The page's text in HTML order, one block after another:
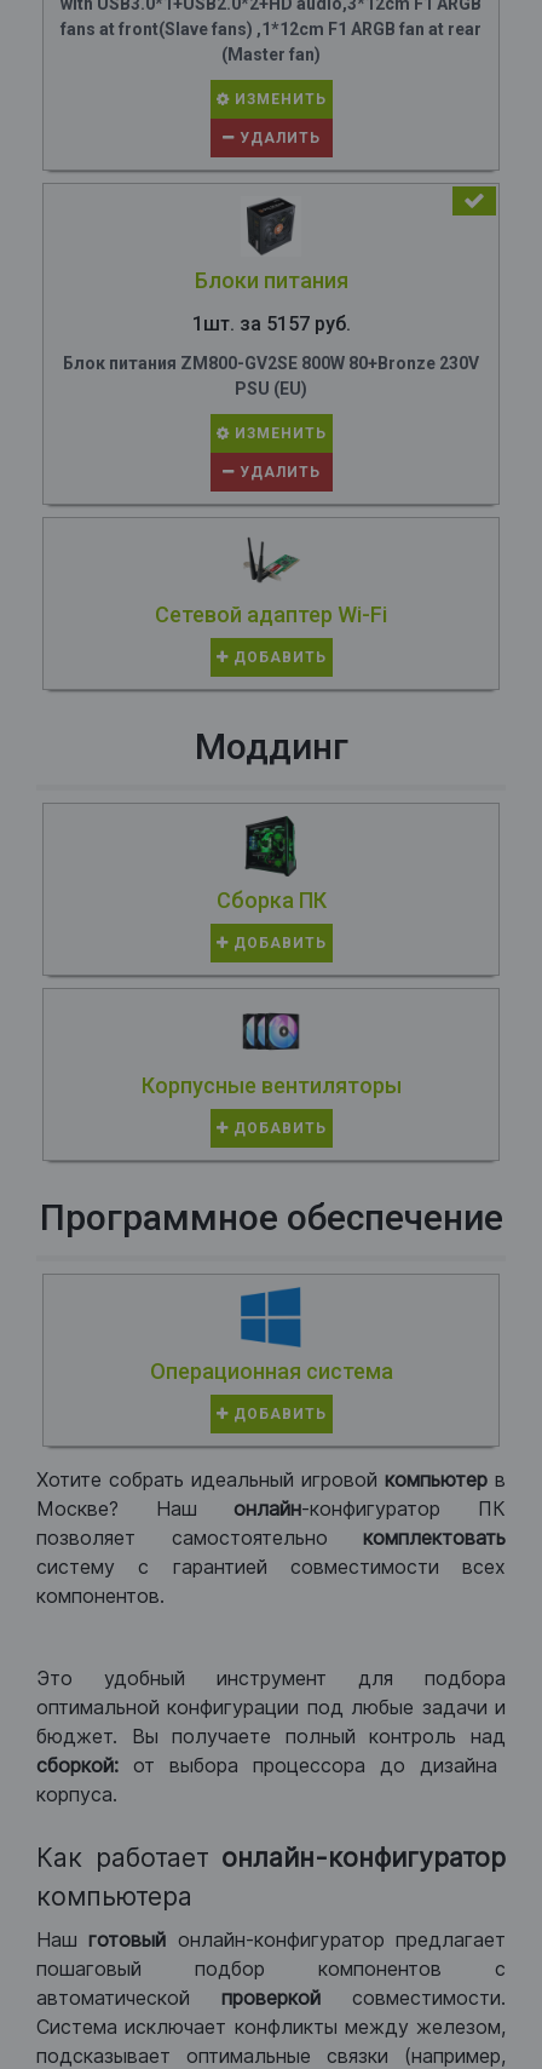
fans at front(Slave fans) ,1*12cm F1 ARGB fan at rear
(Master fan)
ИЗМЕНИТЬ
УДАЛИТЬ
Блоки питания
1шт. за 5157 руб.
Блок питания ZM800-GV2SE 800W 80+Bronze 230V
PSU (EU)
ИЗМЕНИТЬ
УДАЛИТЬ
Сетевой адаптер Wi-Fi
ДОБАВИТЬ
Моддинг
Сборка ПК
ДОБАВИТЬ
Корпусные вентиляторы
ДОБАВИТЬ
Программное обеспечение
Операционная система
ДОБАВИТЬ
Хотите собрать идеальный игровой компьютер в
Москве? Нашонлайн-конфигуратор ПК
позволяет самостоятельно комплектовать
систему с гарантией совместимости всех
компонентов.
Это удобный инструмент для подбора
оптимальной конфигурации под любые задачи и
бюджет. Вы получаете полный контроль над
сборкой: от выбора процессора до дизайна
корпуса.
Как работает онлайн-конфигуратор
компьютера
Нашготовый онлайн-конфигуратор предлагает
пошаговый подбор компонентов с
автоматической проверкой совместимости.
Система исключает конфликты между железом,
подсказывает оптимальные связки (например,